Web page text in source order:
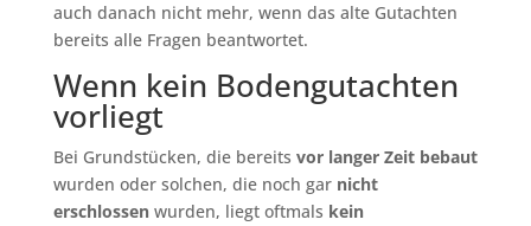
auch danach nicht mehr, wenn das alte Gutachten
bereits alle Fragen beantwortet.
Wenn kein Bodengutachten
vorliegt
Bei Grundstücken, die bereits vor langer Zeit bebaut
wurden oder solchen, die noch gar nicht
erschlossenwurden, liegt oftmals kein